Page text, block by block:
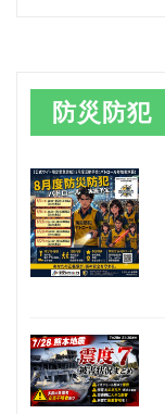
防災防犯